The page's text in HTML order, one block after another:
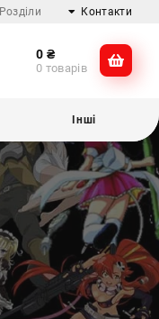
Розділи Контакти
@dikocase
0 ₴
0 товарів
Інші